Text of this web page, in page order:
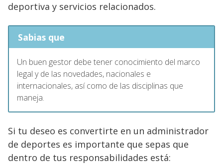
deportiva y servicios relacionados.
Sabias que
Un buen gestor debe tener conocimiento del marco
legal y de las novedades, nacionales e
internacionales, así como de las disciplinas que
maneja.
Si tu deseo es convertirte en un administrador
de deportes es importante que sepas que
dentro de tus responsabilidades está: